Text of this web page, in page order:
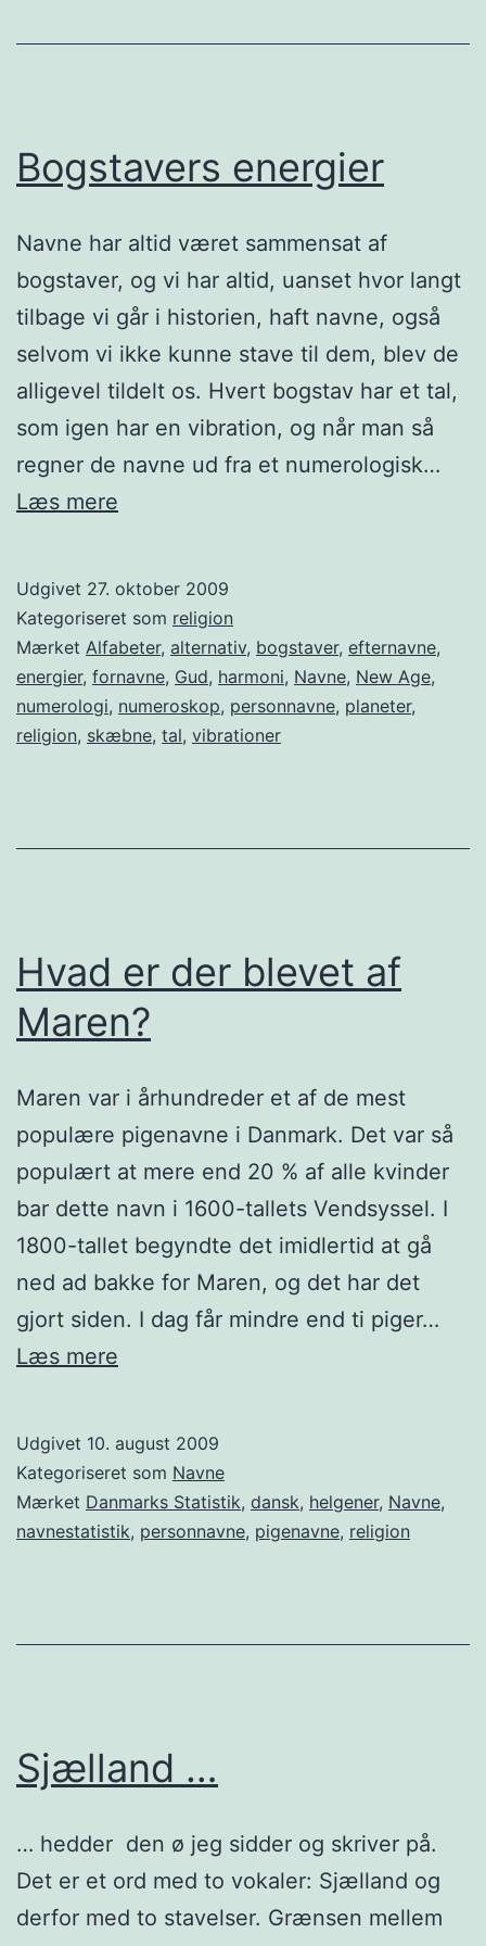
Bogstavers energier
Navne har altid været sammensat af
bogstaver, og vi har altid, uanset hvor langt
tilbage vi går i historien, haft navne, også
selvom vi ikke kunne stave til dem, blev de
alligevel tildelt os. Hvert bogstav har et tal,
som igen har en vibration, og når man så
regner de navne ud fra et numerologisk…
Læs mere
Udgivet 27. oktober 2009
Kategoriseret som religion
Mærket Alfabeter, alternativ, bogstaver, efternavne,
energier, fornavne, Gud, harmoni, Navne, New Age,
numerologi, numeroskop, personnavne, planeter,
religion, skæbne, tal, vibrationer
Hvad er der blevet af
Maren?
Maren var i århundreder et af de mest
populære pigenavne i Danmark. Det var så
populært at mere end 20 % af alle kvinder
bar dette navn i 1600-tallets Vendsyssel. I
1800-tallet begyndte det imidlertid at gå
ned ad bakke for Maren, og det har det
gjort siden. I dag får mindre end ti piger…
Læs mere
blevet
af
Maren?
Udgivet 10. august 2009
Kategoriseret som Navne
Mærket Danmarks Statistik, dansk, helgener, Navne,
navnestatistik, personnavne, pigenavne, religion
Sjælland …
… hedder den ø jeg sidder og skriver på.
Det er et ord med to vokaler: Sjælland og
derfor med to stavelser. Grænsen mellem